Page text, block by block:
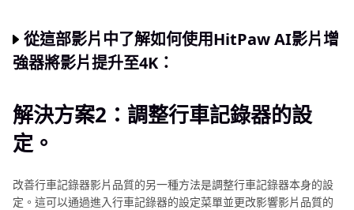
從這部影片中了解如何使用HitPaw AI影片增
強器將影片提升至4K：
解決方案2：調整行車記錄器的設
定。
改善行車記錄器影片品質的另一種方法是調整行車記錄器本身的設
定。這可以通過進入行車記錄器的設定菜單並更改影響影片品質的